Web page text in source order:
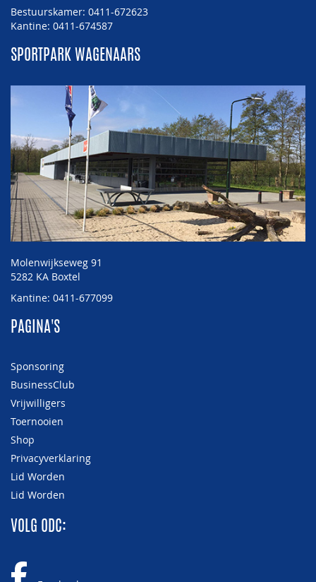
Bestuurskamer: 0411-672623
Kantine: 0411-674587
SPORTPARK WAGENAARS
Molenwijkseweg 91
5282 KA Boxtel
Kantine: 0411-677099
PAGINA'S
Sponsoring
BusinessClub
Vrijwilligers
Toernooien
Shop
Privacyverklaring
Lid Worden
Lid Worden
VOLG ODC: